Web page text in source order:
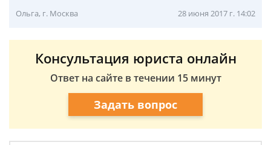
Ольга, г. Москва 28 июня 2017 г. 14:02
Консультация юриста онлайн
Ответ на сайте в течении 15 минут
Задать вопрос